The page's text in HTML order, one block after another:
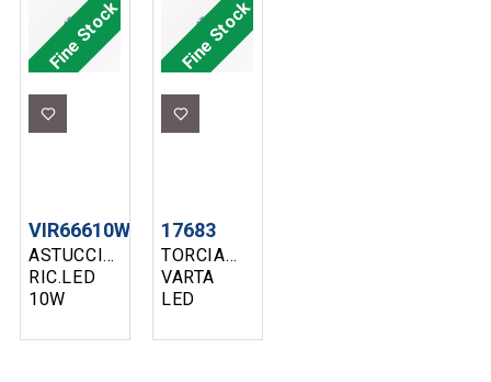
VELAMP
MAGNETE
CAVO IN
DOTAZIONE
PZ. 1
Fine Stock
ASTUCCIO
RIC.LED
10W
120LMN
VIR66610W
Fine Stock
TORCIA
VARTA
LED
CAR
17683